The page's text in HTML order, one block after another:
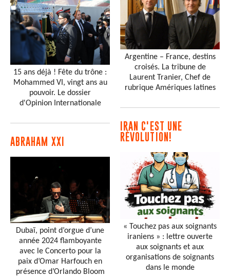
15 ans déjà ! Fête du trône :
Mohammed VI, vingt ans au
pouvoir. Le dossier
d'Opinion Internationale
ABRAHAM XXI
Dubaï, point d’orgue d’une
année 2024 flamboyante
avec le Concerto pour la
paix d’Omar Harfouch en
présence d’Orlando Bloom
Argentine – France, destins
croisés. La tribune de
Laurent Tranier, Chef de
rubrique Amériques latines
IRAN C'EST UNE
RÉVOLUTION!
« Touchez pas aux soignants
iraniens » : lettre ouverte
aux soignants et aux
organisations de soignants
dans le monde